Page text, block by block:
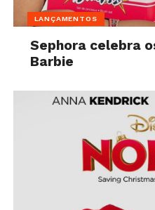
LANÇAMENTOS
Sephora celebra
Barbie